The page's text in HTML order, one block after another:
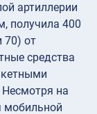
артиллерии
получила 400
70) от
средства
на
мобильной